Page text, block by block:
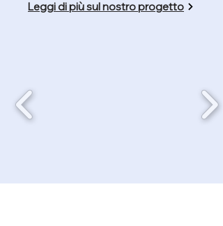
Leggi di più sul nostro progetto